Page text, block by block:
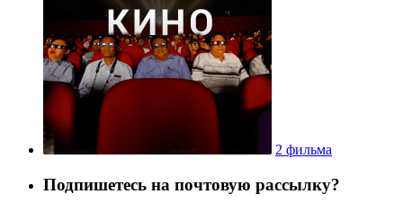
2 фильма
Подпишетесь на почтовую рассылку?